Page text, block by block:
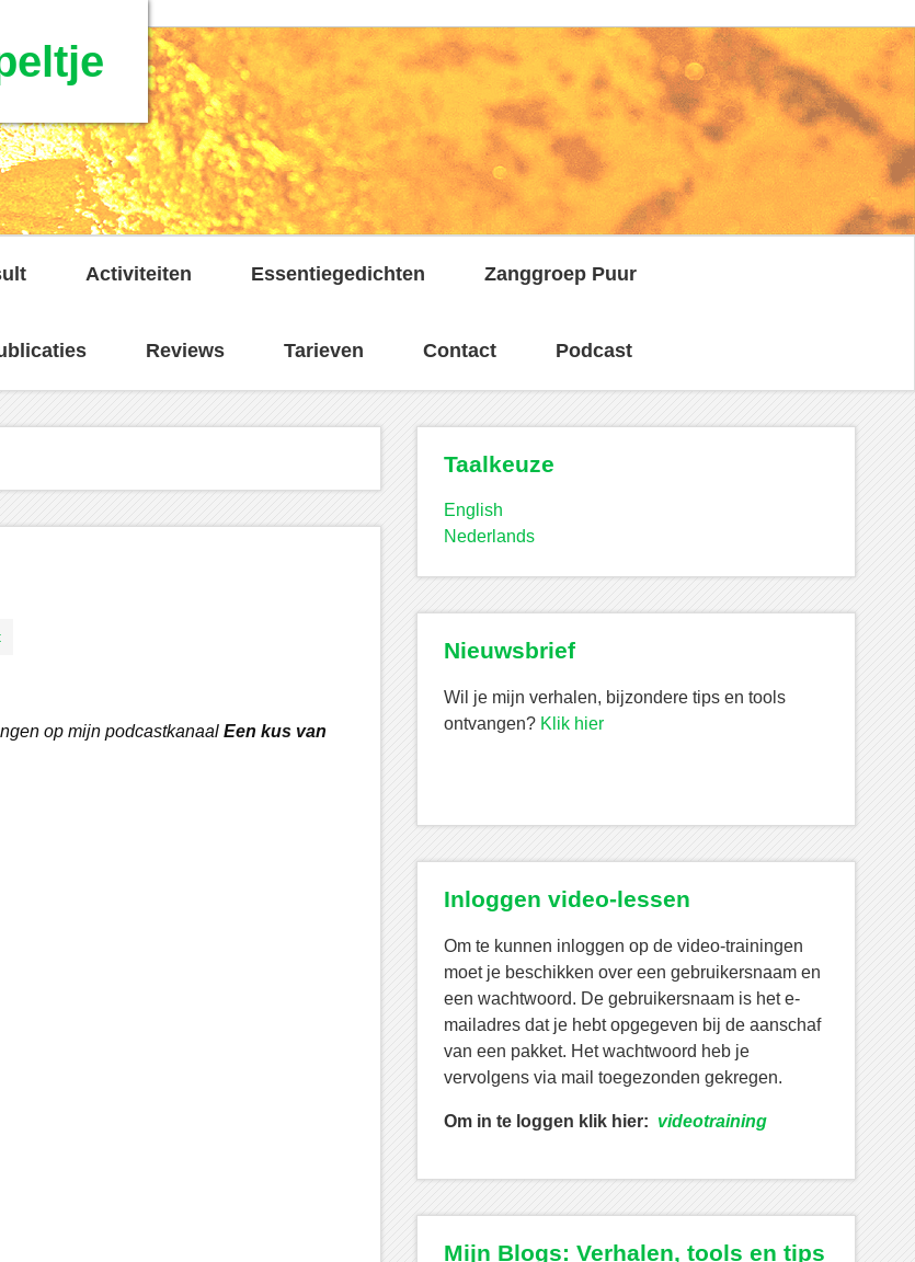
Activiteiten Essentiegedichten Zanggroep Puur
Reviews Tarieven Contact Podcast
op mijn podcastkanaal Een kus van
Taalkeuze
English
Nederlands
Nieuwsbrief
Wil je mijn verhalen, bijzondere tips en tools
ontvangen? Klik hier
Inloggen video-lessen
Om te kunnen inloggen op de video-trainingen
moet je beschikken over een gebruikersnaam en
een wachtwoord. De gebruikersnaam is het e-
mailadres dat je hebt opgegeven bij de aanschaf
van een pakket. Het wachtwoord heb je
vervolgens via mail toegezonden gekregen.
Om in te loggen klik hier: videotraining
Mijn Blogs: Verhalen, tools en tips